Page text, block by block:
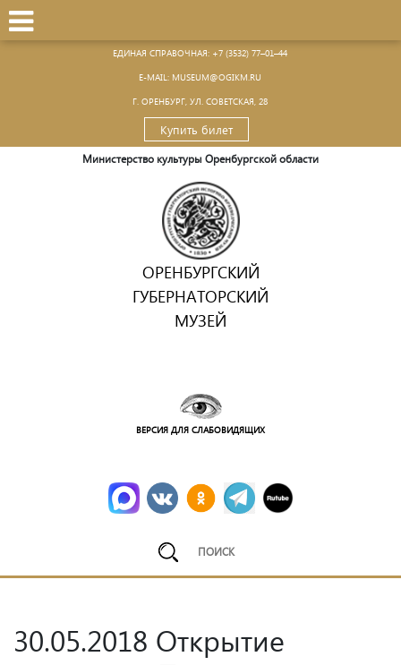
ЕДИНАЯ СПРАВОЧНАЯ: +7 (3532) 77–01–44
Е-MAIL: MUSEUM@OGIKM.RU
Г. ОРЕНБУРГ, УЛ. СОВЕТСКАЯ, 28
Купить билет
Министерство культуры Оренбургской области
ОРЕНБУРГСКИЙ
ГУБЕРНАТОРСКИЙ
МУЗЕЙ
ВЕРСИЯ ДЛЯ СЛАБОВИДЯЩИХ
30.05.2018 Открытие